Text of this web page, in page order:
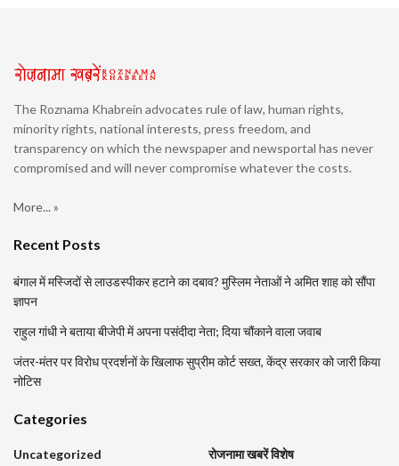
The Roznama Khabrein advocates rule of law, human rights,
minority rights, national interests, press freedom, and
transparency on which the newspaper and newsportal has never
compromised and will never compromise whatever the costs.
More... »
Recent Posts
बंगाल में मस्जिदों से लाउडस्पीकर हटाने का दबाव? मुस्लिम नेताओं ने अमित शाह को सौंपा
ज्ञापन
राहुल गांधी ने बताया बीजेपी में अपना पसंदीदा नेता; दिया चौंकाने वाला जवाब
जंतर-मंतर पर विरोध प्रदर्शनों के खिलाफ सुप्रीम कोर्ट सख्त, केंद्र सरकार को जारी किया
नोटिस
Categories
Uncategorized
रोजनामा खबरें विशेष